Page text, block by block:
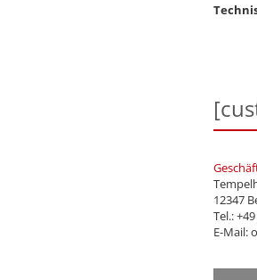
12347
Tel.:
E-Mail: